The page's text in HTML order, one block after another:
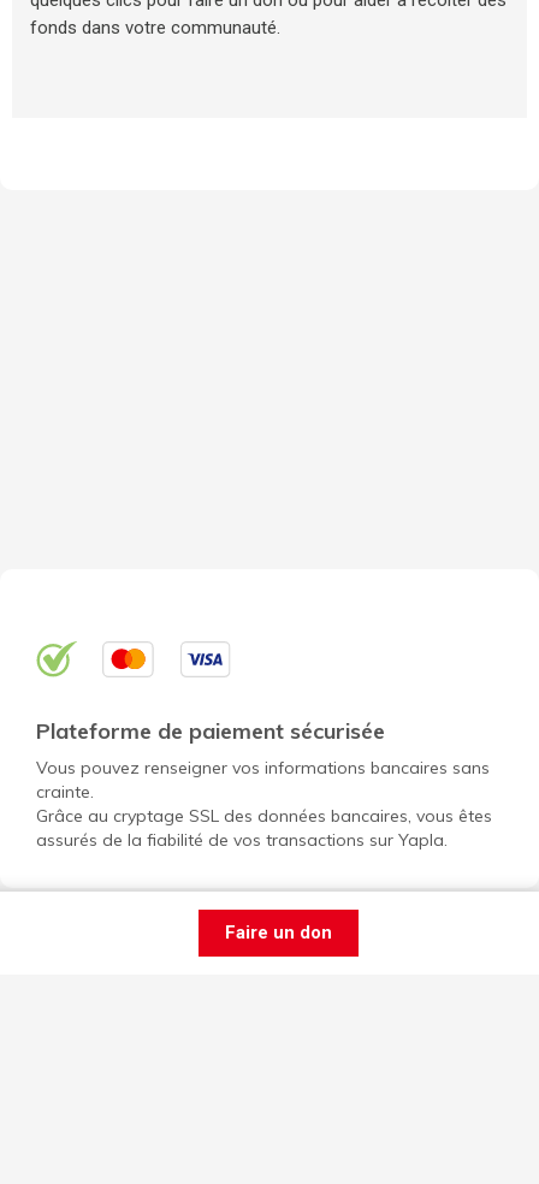
fonds dans votre communauté.
Faire un don
Plateforme de paiement sécurisée
Vous pouvez renseigner vos informations bancaires sans
crainte.
Grâce au cryptage SSL des données bancaires, vous êtes
assurés de la fiabilité de vos transactions sur Yapla.